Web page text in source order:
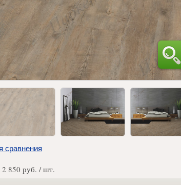
сравнения
2 850 руб. / шт.